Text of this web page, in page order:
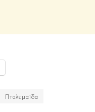
Πτολεμαϊδα